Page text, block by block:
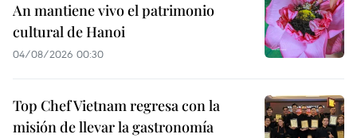
An mantiene vivo el patrimonio
cultural de Hanoi
04/08/2026 00:30
Top Chef Vietnam regresa con la
misión de llevar la gastronomía